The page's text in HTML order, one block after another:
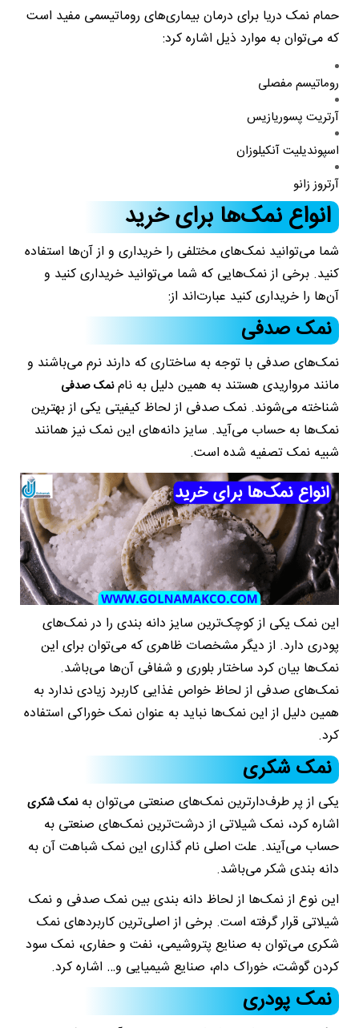
حمام نمک دریا برای درمان بیماری‌های روماتیسمی مفید است
که می‌توان به موارد ذیل اشاره کرد:
روماتیسم مفصلی
آرتریت پسوریازیس
اسپوندیلیت آنکیلوزان
آرتروز زانو
انواع نمک‌ها برای خرید
شما می‌توانید نمک‌های مختلفی را خریداری و از آن‌ها استفاده
کنید. برخی از نمک‌هایی که شما می‌توانید خریداری کنید و
آن‌ها را خریداری کنید عبارت‌اند از:
نمک صدفی
نمک‌های صدفی با توجه به ساختاری که دارند نرم می‌باشند و
مانند مرواریدی هستند به همین دلیل به نامنمک صدفی
شناخته می‌شوند. نمک صدفی از لحاظ کیفیتی یکی از بهترین
نمک‌ها به حساب می‌آید. سایز دانه‌های این نمک نیز همانند
شبیه نمک تصفیه شده است.
این نمک یکی از کوچک‌ترین سایز دانه بندی را در نمک‌های
پودری دارد. از دیگر مشخصات ظاهری که می‌توان برای این
نمک‌ها بیان کرد ساختار بلوری و شفافی آن‌ها می‌باشد.
نمک‌های صدفی از لحاظ خواص غذایی کاربرد زیادی ندارد به
همین دلیل از این نمک‌ها نباید به عنوان نمک خوراکی استفاده
کرد.
نمک شکری
یکی از پر طرف‌دارترین نمک‌های صنعتی می‌توان بهنمک شکری
اشاره کرد، نمک شیلاتی از درشت‌ترین نمک‌های صنعتی به
حساب می‌آیند. علت اصلی نام گذاری این نمک شباهت آن به
دانه بندی شکر می‌باشد.
این نوع از نمک‌ها از لحاظ دانه بندی بین نمک صدفی و نمک
شیلاتی قرار گرفته است. برخی از اصلی‌ترین کاربردهای نمک
شکری می‌توان به صنایع پتروشیمی، نفت و حفاری، نمک سود
کردن گوشت، خوراک دام، صنایع شیمیایی و… اشاره کرد.
نمک پودری